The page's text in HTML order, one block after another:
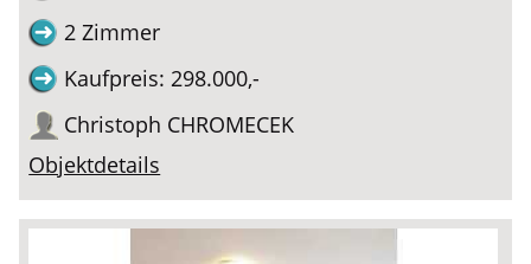
2 Zimmer
Kaufpreis: 298.000,-
Christoph CHROMECEK
Objektdetails